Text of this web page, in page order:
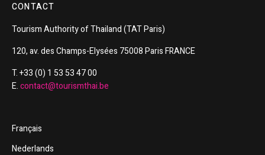
CONTACT
TourismAuthority ofThailand(TAT Paris)
120, av. des Champs-Elysées 75008 Paris FRANCE
T. +33 (0) 1 53 53 47 00
E.contact@tourismthai.be
Français
Nederlands